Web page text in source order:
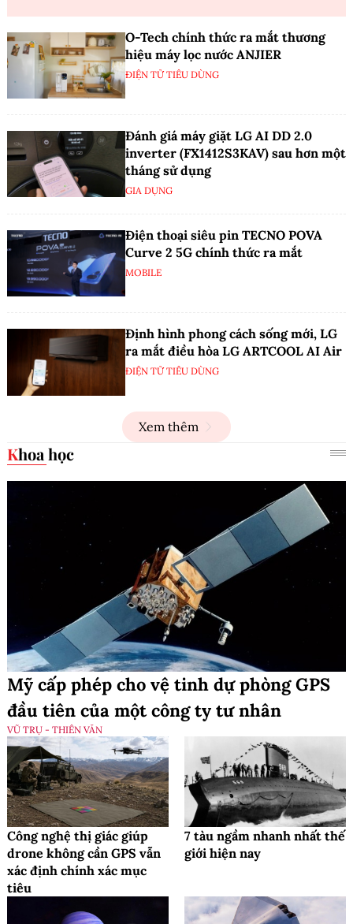
O-Tech chính thức ra mắt thương
hiệu máy lọc nước ANJIER
ĐIỆN TỬ TIÊU DÙNG
Đánh giá máy giặt LG AI DD 2.0
inverter (FX1412S3KAV) sau hơn một
tháng sử dụng
GIA DỤNG
Điện thoại siêu pin TECNO POVA
Curve 2 5G chính thức ra mắt
MOBILE
Định hình phong cách sống mới, LG
ra mắt điều hòa LG ARTCOOL AI Air
ĐIỆN TỬ TIÊU DÙNG
Xem thêm
Khoa học
Mỹ cấp phép cho vệ tinh dự phòng GPS
đầu tiên của một công ty tư nhân
VŨ TRỤ - THIÊN VĂN
Công nghệ thị giác giúp
drone không cần GPS vẫn
xác định chính xác mục
tiêu
7 tàu ngầm nhanh nhất thế
giới hiện nay